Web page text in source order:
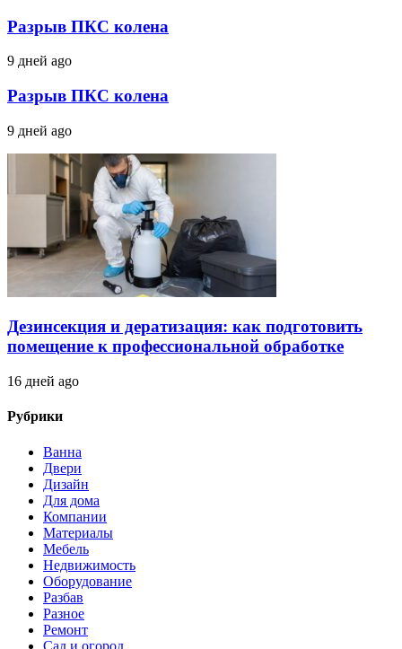
Разрыв ПКС колена
9 дней ago
Разрыв ПКС колена
9 дней ago
Дезинсекция и дератизация: как подготовить
помещение к профессиональной обработке
16 дней ago
Рубрики
Ванна
Двери
Дизайн
Для дома
Компании
Материалы
Мебель
Недвижимость
Оборудование
Разбав
Разное
Ремонт
Сад и огород